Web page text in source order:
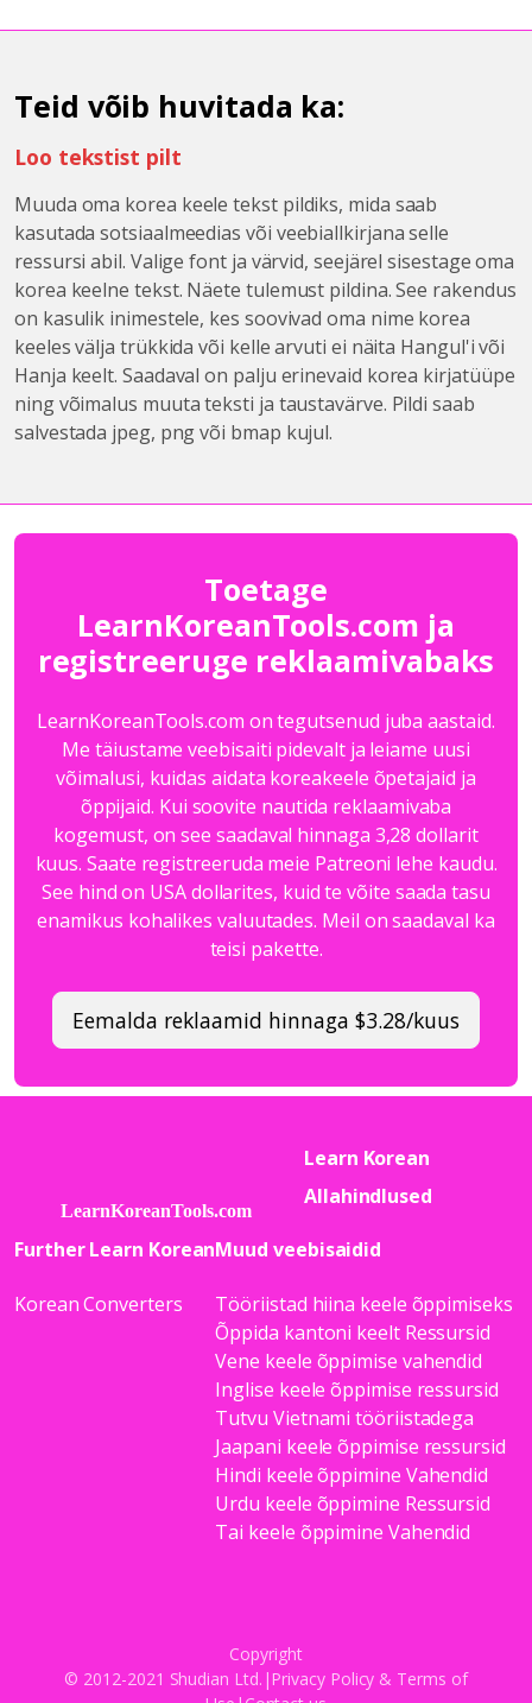
Teid võib huvitada ka:
Loo tekstist pilt
Muuda oma korea keele tekst pildiks, mida saab
kasutada sotsiaalmeedias või veebiallkirjana selle
ressursi abil. Valige font ja värvid, seejärel sisestage oma
korea keelne tekst. Näete tulemust pildina. See rakendus
on kasulik inimestele, kes soovivad oma nime korea
keeles välja trükkida või kelle arvuti ei näita Hangul'i või
Hanja keelt. Saadaval on palju erinevaid korea kirjatüüpe
ning võimalus muuta teksti ja taustavärve. Pildi saab
salvestada jpeg, png või bmap kujul.
Toetage
LearnKoreanTools.com ja
registreeruge reklaamivabaks
LearnKoreanTools.com on tegutsenud juba aastaid.
Me täiustame veebisaiti pidevalt ja leiame uusi
võimalusi, kuidas aidata koreakeele õpetajaid ja
õppijaid. Kui soovite nautida reklaamivaba
kogemust, on see saadaval hinnaga 3,28 dollarit
kuus. Saate registreeruda meie Patreoni lehe kaudu.
See hind on USA dollarites, kuid te võite saada tasu
enamikus kohalikes valuutades. Meil on saadaval ka
teisi pakette.
Eemalda reklaamid hinnaga $3.28/kuus
Learn Korean
Allahindlused
Further Learn Korean
Korean Converters
Muud veebisaidid
Tööriistad hiina keele õppimiseks
Õppida kantoni keelt Ressursid
Vene keele õppimise vahendid
Inglise keele õppimise ressursid
Tutvu Vietnami tööriistadega
Jaapani keele õppimise ressursid
Hindi keele õppimine Vahendid
Urdu keele õppimine Ressursid
Tai keele õppimine Vahendid
Copyright
© 2012-2021 Shudian Ltd.|Privacy Policy & Terms of